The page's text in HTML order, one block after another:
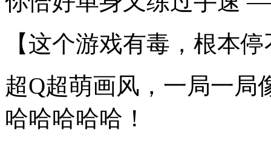
【这个游戏有毒，根本
超Q超萌画风，一局一局
哈哈哈哈哈！